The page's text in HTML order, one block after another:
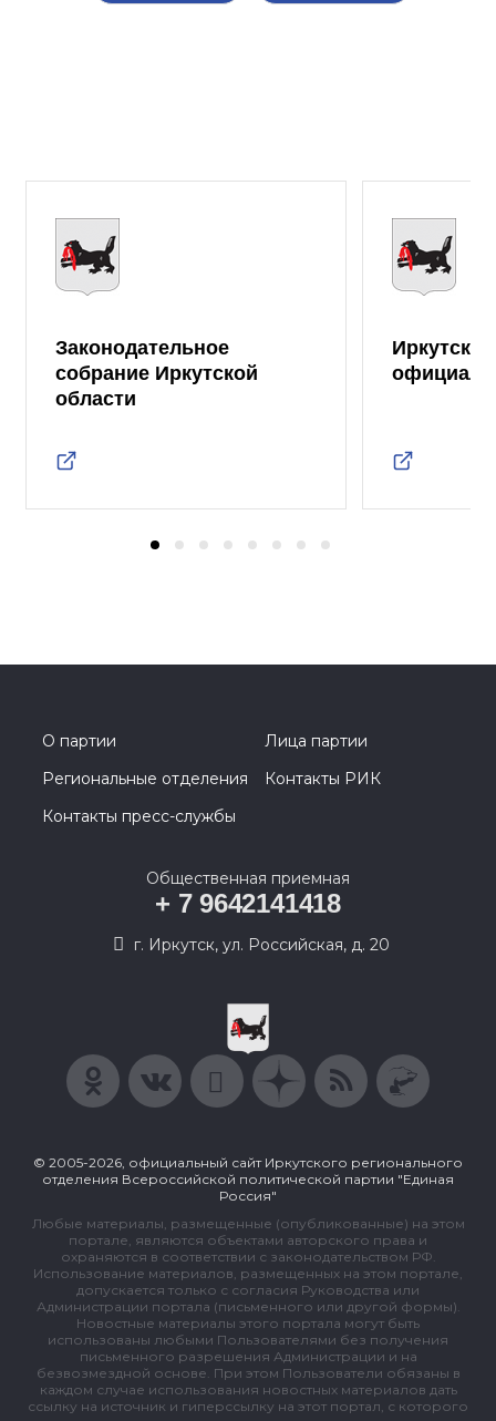
Законодательное
собрание Иркутской
области
О партии
Лица партии
Региональные отделения
Контакты РИК
Контакты пресс-службы
Общественная приемная
+ 7 9642141418
г. Иркутск, ул. Российская, д. 20
© 2005-2026, официальный сайт Иркутского регионального
отделения Всероссийской политической партии "Единая
Россия"
Любые материалы, размещенные (опубликованные) на этом
портале, являются объектами авторского права и
охраняются в соответствии с законодательством РФ.
Использование материалов, размещенных на этом портале,
допускается только с согласия Руководства или
Администрации портала (письменного или другой формы).
Новостные материалы этого портала могут быть
использованы любыми Пользователями без получения
письменного разрешения Администрации и на
безвозмездной основе. При этом Пользователи обязаны в
каждом случае использования новостных материалов дать
ссылку на источник и гиперссылку на этот портал, с которого